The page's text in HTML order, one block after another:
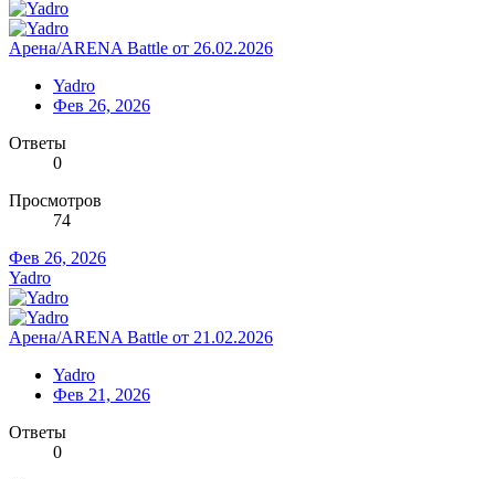
Арена/ARENA Battle от 26.02.2026
Yadro
Фев 26, 2026
Ответы
0
Просмотров
74
Фев 26, 2026
Yadro
Арена/ARENA Battle от 21.02.2026
Yadro
Фев 21, 2026
Ответы
0